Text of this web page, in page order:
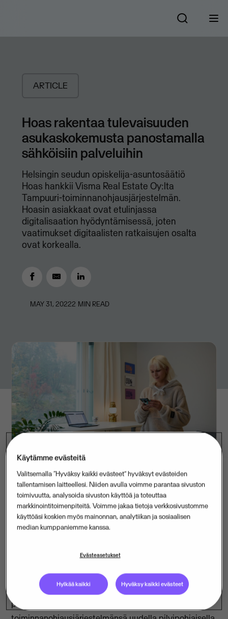
ARTICLE
Hoas rakentaa tulevaisuuden
asukaskokemusta panostamalla
sähköisiin palveluihin
Helsingin seudun opiskelija-asuntosäätiö
Hoas hankkii Visma Real Estate Oy:lta
Tampuuri-toiminnanohjausjärjestelmän.
Hoasin asiakkaat ovat etulinjassa
digitalisaation hyödyntämisessä, joten
vaatimukset digitaalisten ratkaisujen osalta
ovat korkealla.
MAY 31, 20222 MIN READ
Helsingin seudun opiskelija-asuntosäätiö Hoas
hankkii Visma Real Estate Oy:lta Tampuuri-
toiminnanohjausjärjestelmän. Hoasin asiakkaat ovat
vaatimukset digitaalisten ratkaisujen osalta ovat
Helsingin seudun opiskelija-asuntosäätiö Hoas on
päättänyt korvata aiemman ERP-
Käytämme evästeitä
Valitsemalla “Hyväksy kaikki evästeet” hyväksyt evästeiden
tallentamisen laitteellesi. Niiden avulla voimme parantaa sivuston
toimivuutta, analysoida sivuston käyttöä ja toteuttaa
markkinointitoimenpiteitä. Voimme jakaa tietoja verkkosivustomme
käyttöäsi koskien myös mainonnan, analytiikan ja sosiaalisen
median kumppaniemme kanssa.
Evästeasetukset
Hylkää kaikki Hyväksy kaikki evästeet